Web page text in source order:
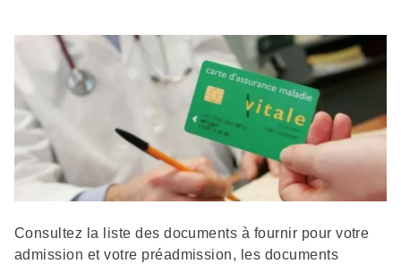
Description
Consultez la liste des documents à fournir pour votre
admission et votre préadmission, les documents